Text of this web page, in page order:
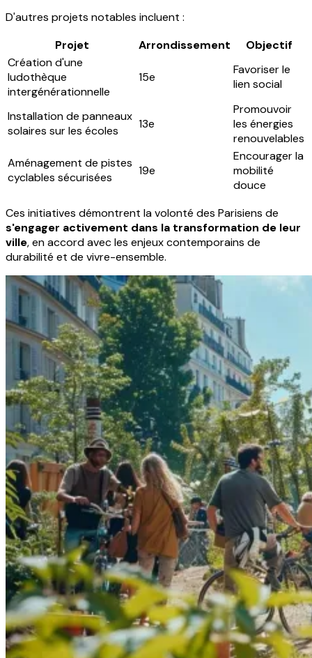
D'autres projets notables incluent :
Projet
Arrondissement
Objectif
Création d'une
ludothèque
intergénérationnelle
15e
Favoriser le
lien social
Installation de panneaux
solaires sur les écoles
13e
Promouvoir
les énergies
renouvelables
Aménagement de pistes
cyclables sécurisées
19e
Encourager la
mobilité
douce
Ces initiatives démontrent la volonté des Parisiens de
s'engager activement dans la transformation de leur
ville, en accord avec les enjeux contemporains de
durabilité et de vivre-ensemble.